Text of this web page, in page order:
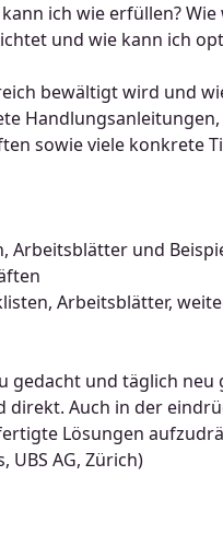
ich wie erfüllen?
und wie kann ich
bewältigt wird und
Handlungsanleitungen,
sowie viele konkrete
Arbeitsblätter und
Arbeitsblätter,
gedacht und täglich
Auch in der
Lösungen
UBS AG, Zürich)